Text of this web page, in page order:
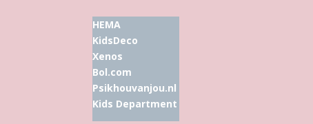
HEMA
KidsDeco
Xenos
Bol.com
Psikhouvanjou.nl
Kids Department